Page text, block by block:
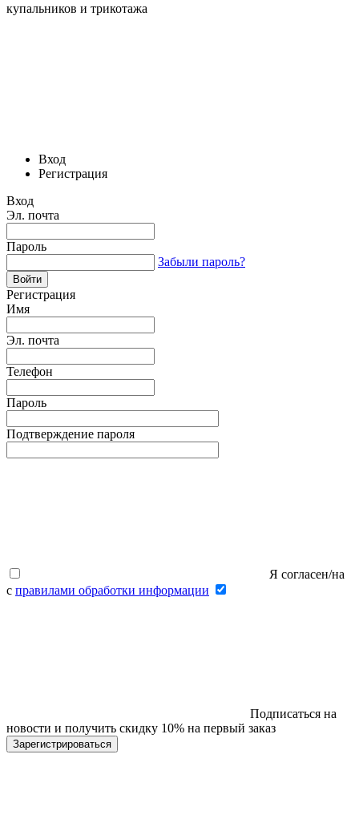
купальников и трикотажа
Вход
Регистрация
Вход
Эл. почта
Пароль
Забыли пароль?
Регистрация
Имя
Эл. почта
Телефон
Пароль
Подтверждение пароля
Я согласен/на
с правилами обработки информации
Подписаться на
новости и получить скидку 10% на первый заказ